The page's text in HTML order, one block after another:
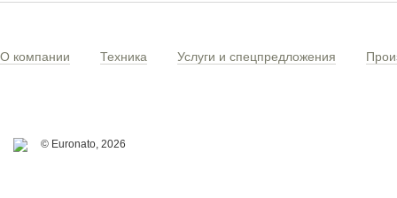
О компании Техника Услуги и спецпредложения
© Euronato, 2026